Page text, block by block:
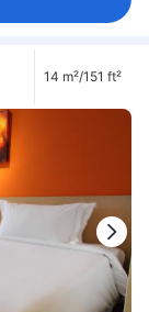
14 m²/151 ft²